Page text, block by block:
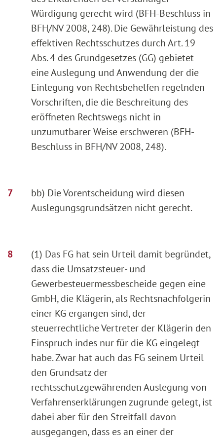
Würdigung gerecht wird (BFH-Beschluss in
BFH/NV 2008, 248). Die Gewährleistung des
effektiven Rechtsschutzes durch Art. 19
Abs. 4 des Grundgesetzes (GG) gebietet
eine Auslegung und Anwendung der die
Einlegung von Rechtsbehelfen regelnden
Vorschriften, die die Beschreitung des
eröffneten Rechtswegs nicht in
unzumutbarer Weise erschweren (BFH-
Beschluss in BFH/NV 2008, 248).
bb) Die Vorentscheidung wird diesen
Auslegungsgrundsätzen nicht gerecht.
(1) Das FG hat sein Urteil damit begründet,
dass die Umsatzsteuer- und
Gewerbesteuermessbescheide gegen eine
GmbH, die Klägerin, als Rechtsnachfolgerin
einer KG ergangen sind, der
steuerrechtliche Vertreter der Klägerin den
Einspruch indes nur für die KG eingelegt
habe. Zwar hat auch das FG seinem Urteil
den Grundsatz der
rechtsschutzgewährenden Auslegung von
Verfahrenserklärungen zugrunde gelegt, ist
dabei aber für den Streitfall davon
ausgegangen, dass es an einer der